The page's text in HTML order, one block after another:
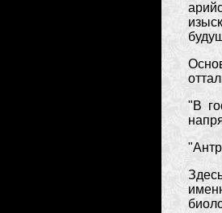
"В